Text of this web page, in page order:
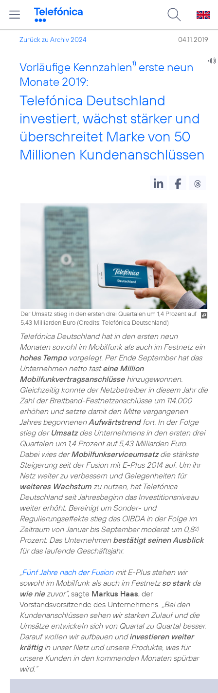
Zurück zu Archiv 2024 04.11.2019
Vorläufige Kennzahlen1) erste neun
Monate 2019:
Telefónica Deutschland
investiert, wächst stärker und
überschreitet Marke von 50
Millionen Kundenanschlüssen
Der Umsatz stieg in den ersten drei Quartalen um 1,4 Prozent auf
5,43 Milliarden Euro (Credits: Telefónica Deutschland)
Telefónica Deutschland hat in den ersten neun
Monaten sowohl im Mobilfunk als auch im Festnetz ein
hohes Tempovorgelegt. Per Ende September hat das
Unternehmen netto fasteine Million
Mobilfunkvertragsanschlüssehinzugewonnen.
Gleichzeitig konnte der Netzbetreiber in diesem Jahr die
Zahl der Breitband-Festnetzanschlüsse um 114.000
erhöhen und setzte damit den Mitte vergangenen
Jahres begonnenenAufwärtstrendfort. In der Folge
stieg der Umsatzdes Unternehmens in den ersten drei
Quartalen um 1,4 Prozent auf 5,43 Milliarden Euro.
Dabei wies derMobilfunkserviceumsatzdie stärkste
Steigerung seit der Fusion mit E-Plus 2014 auf. Um ihr
Netz weiter zu verbessern und Gelegenheiten für
weiteres Wachstum zu nutzen, hat Telefónica
Deutschland seit Jahresbeginn das Investitionsniveau
weiter erhöht. Bereinigt um Sonder- und
Regulierungseffekte stieg das OIBDA in der Folge im
Zeitraum von Januar bis September moderat um 0,82)
Prozent. Das Unternehmen bestätigt seinen Ausblick
für das laufende Geschäftsjahr.
Fünf Jahre nach der Fusionmit E-Plus stehen wir
sowohl im Mobilfunk als auch im Festnetz so starkda
wie niezuvor“, sagte Markus Haas, der
Vorstandsvorsitzende des Unternehmens.
„Bei den
Kundenanschlüssen sehen wir starken Zulauf und die
Umsätze entwickeln sich von Quartal zu Quartal besser.
Darauf wollen wir aufbauen undinvestieren weiter
kräftigin unser Netz und unsere Produkte, was für
unsere Kunden in den kommenden Monaten spürbar
wird.“